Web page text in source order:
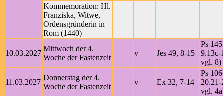
Kommemoration: Hl.
Franziska, Witwe,
Ordensgründerin in
Rom (1440)
10.03.2027
Mittwoch der 4.
Woche der Fastenzeit
v Jes 49, 8-15
Ps
9.13c-
vgl. 8)
11.03.2027
Donnerstag der 4.
Woche der Fastenzeit
v Ex 32, 7-14
Ps
vgl.